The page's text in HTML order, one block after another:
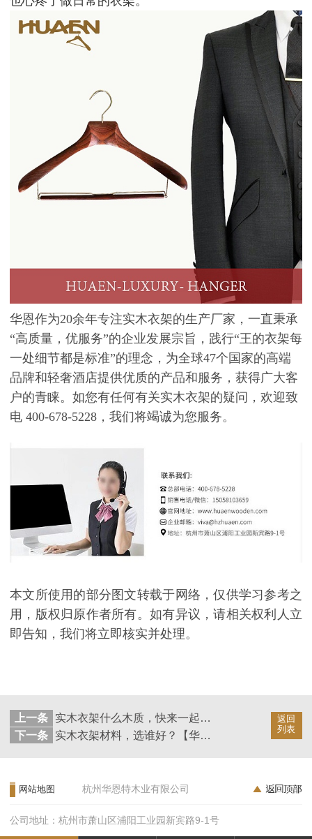
华恩作为20余年专注实木衣架的生产厂家，一直秉承
“高质量，优服务”的企业发展宗旨，践行“王的衣架每
一处细节都是标准”的理念，为全球47个国家的高端
品牌和轻奢酒店提供优质的产品和服务，获得广大客
户的青睐。如您有任何有关实木衣架的疑问，欢迎致
电 400-678-5228，我们将竭诚为您服务。
本文所使用的部分图文转载于网络，仅供学习参考之
用，版权归原作者所有。如有异议，请相关权利人立
即告知，我们将立即核实并处理。
返回
列表
上一条
实木衣架什么木质，快来一起了解【华恩衣架】
下一条
实木衣架材料，选谁好？【华恩衣架】
网站地图 杭州华恩特木业有限公司
公司地址：杭州市萧山区浦阳工业园新宾路9-1号